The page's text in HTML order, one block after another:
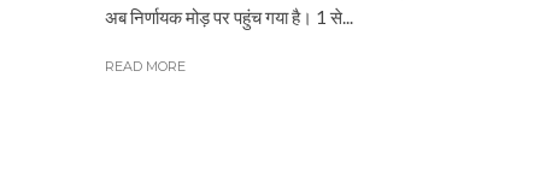
अब निर्णायक मोड़ पर पहुंच गया है। 1 से...
READ MORE